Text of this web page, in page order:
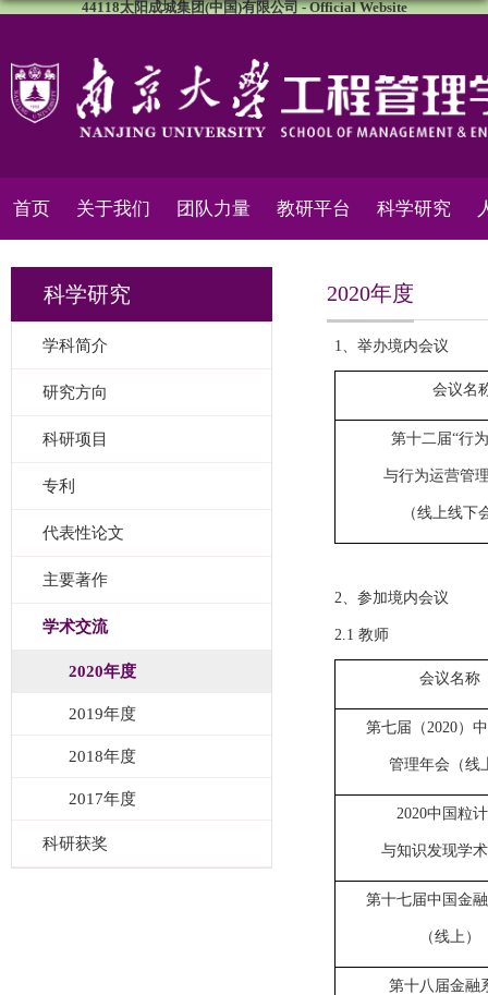
44118太阳成城集团(中国)有限公司 - Official Website
首页 关于我们 团队力量 教研平台 科学研究
科学研究
学科简介
研究方向
科研项目
专利
代表性论文
主要著作
学术交流
2020年度
2019年度
2018年度
2017年度
科研获奖
2020年度
1、举办境内会议
会议名
第十二届“行
与行为运营管
（线上线下
2、参加境内会议
2.1 教师
会议名称
第七届（2020）
管理年会（线
2020中国粒
与知识发现学
第十七届中国金
（线上）
第十八届金融